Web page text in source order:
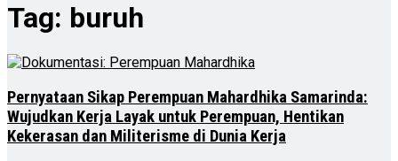
Tag: buruh
Pernyataan Sikap Perempuan Mahardhika Samarinda:
Wujudkan Kerja Layak untuk Perempuan, Hentikan
Kekerasan dan Militerisme di Dunia Kerja